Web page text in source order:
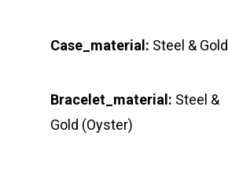
Case_material: Steel & Gold
Bracelet_material: Steel &
Gold (Oyster)